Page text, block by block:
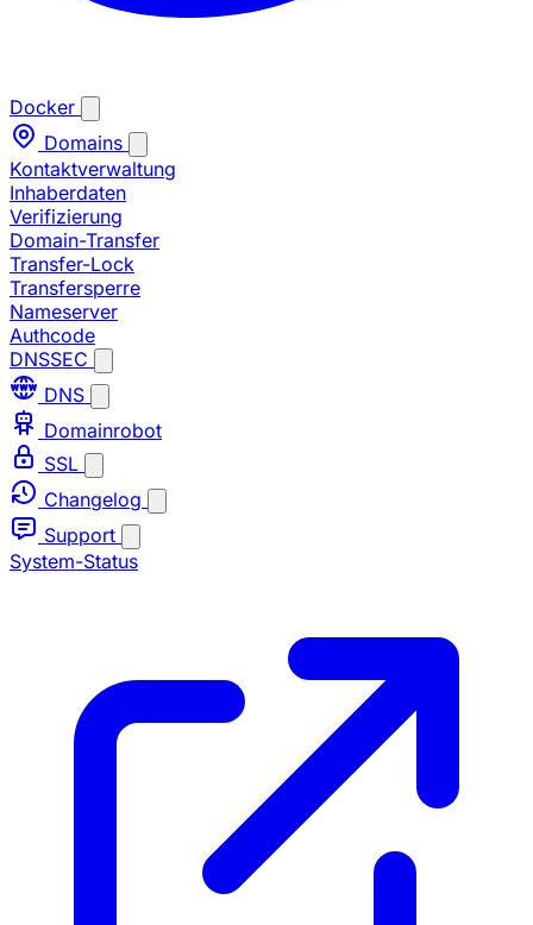
Docker
Domains
Kontaktverwaltung
Inhaberdaten
Verifizierung
Domain-Transfer
Transfer-Lock
Transfersperre
Nameserver
Authcode
DNSSEC
DNS
Domainrobot
SSL
Changelog
Support
System-Status